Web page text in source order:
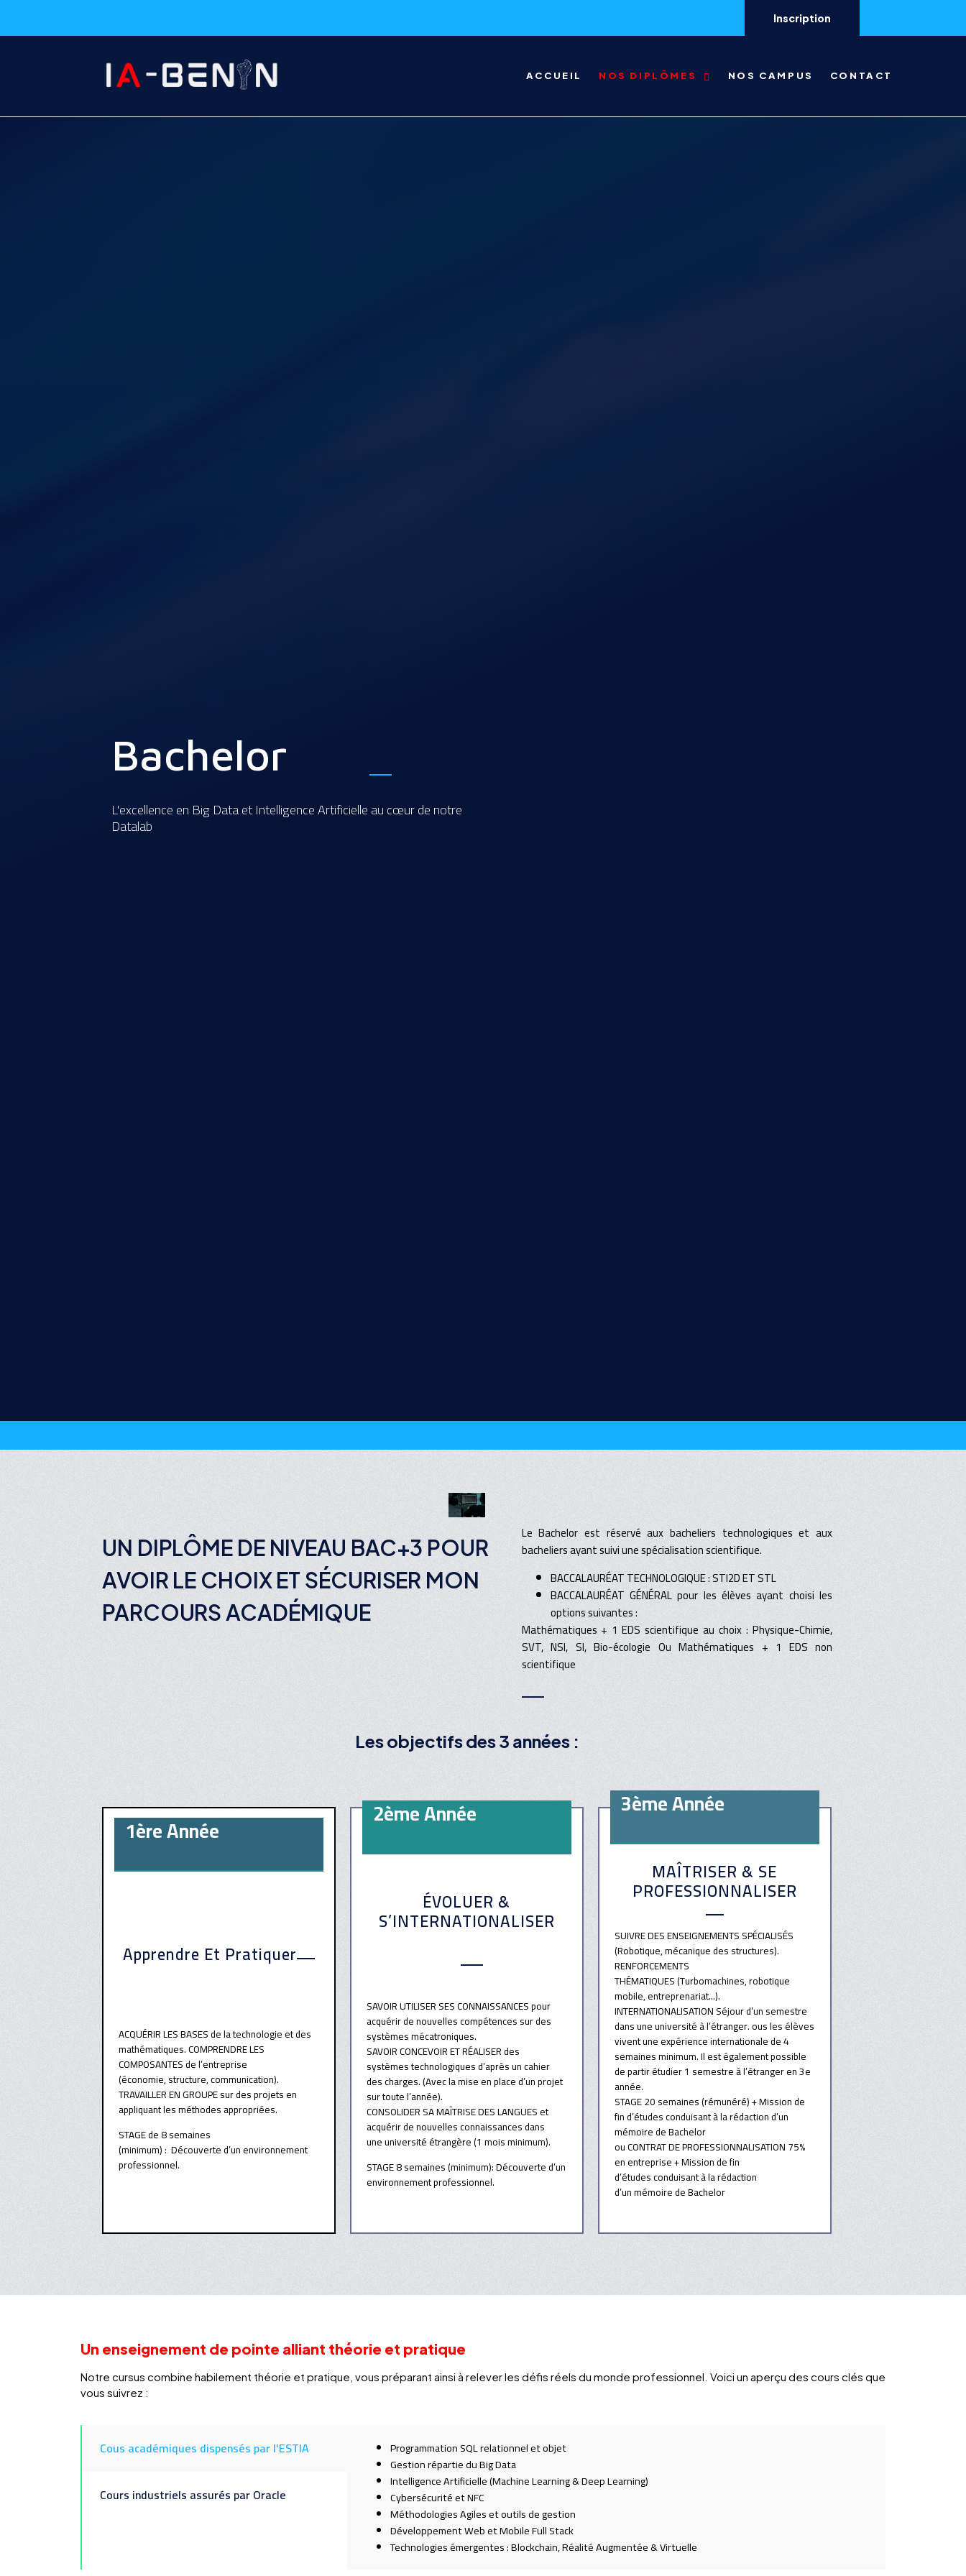
Inscription
ACCUEIL NOS DIPLÔMES NOS CAMPUS CONTACT
Bachelor
L'excellence en Big Data et Intelligence Artificielle au cœur de notre
Datalab
UN DIPLÔME DE NIVEAU BAC+3 POUR
AVOIR LE CHOIX ET SÉCURISER MON
PARCOURS ACADÉMIQUE
Le Bachelor est réservé aux bacheliers technologiques et aux
bacheliers ayant suivi une spécialisation scientifique.
BACCALAURÉAT TECHNOLOGIQUE : STI2D ET STL
BACCALAURÉAT GÉNÉRAL pour les élèves ayant choisi les
options suivantes :
Mathématiques + 1 EDS scientifique au choix : Physique-Chimie,
SVT, NSI, SI, Bio-écologie Ou Mathématiques + 1 EDS non
scientifique
Les objectifs des 3 années :
1ère Année
Apprendre Et Pratiquer
ACQUÉRIR LES BASES de la technologie et des
mathématiques. COMPRENDRE LES
COMPOSANTES de l’entreprise
(économie, structure, communication).
TRAVAILLER EN GROUPE sur des projets en
appliquant les méthodes appropriées.
STAGE de 8 semaines
(minimum) : Découverte d’un environnement
professionnel.
2ème Année
ÉVOLUER &
S’INTERNATIONALISER
SAVOIR UTILISER SES CONNAISSANCES pour
acquérir de nouvelles compétences sur des
systèmes mécatroniques.
SAVOIR CONCEVOIR ET RÉALISER des
systèmes technologiques d’après un cahier
des charges. (Avec la mise en place d’un projet
sur toute l’année).
CONSOLIDER SA MAÎTRISE DES LANGUES et
acquérir de nouvelles connaissances dans
une université étrangère (1 mois minimum).
STAGE 8 semaines (minimum): Découverte d’un
environnement professionnel.
3ème Année
MAÎTRISER & SE
PROFESSIONNALISER
SUIVRE DES ENSEIGNEMENTS SPÉCIALISÉS
(Robotique, mécanique des structures).
RENFORCEMENTS
THÉMATIQUES (Turbomachines, robotique
mobile, entreprenariat…).
INTERNATIONALISATION Séjour d’un semestre
dans une université à l’étranger. ous les élèves
vivent une expérience internationale de 4
semaines minimum. Il est également possible
de partir étudier 1 semestre à l’étranger en 3e
année.
STAGE 20 semaines (rémunéré) + Mission de
fin d’études conduisant à la rédaction d’un
mémoire de Bachelor
ou CONTRAT DE PROFESSIONNALISATION 75%
en entreprise + Mission de fin
d’études conduisant à la rédaction
d’un mémoire de Bachelor
Un enseignement de pointe alliant théorie et pratique
Notre cursus combine habilement théorie et pratique, vous préparant ainsi à relever les défis réels du monde professionnel. Voici un aperçu des cours clés que
vous suivrez :
Cous académiques dispensés par l'ESTIA
Cours industriels assurés par Oracle
Programmation SQL relationnel et objet
Gestion répartie du Big Data
Intelligence Artificielle (Machine Learning & Deep Learning)
Cybersécurité et NFC
Méthodologies Agiles et outils de gestion
Développement Web et Mobile Full Stack
Technologies émergentes : Blockchain, Réalité Augmentée & Virtuelle